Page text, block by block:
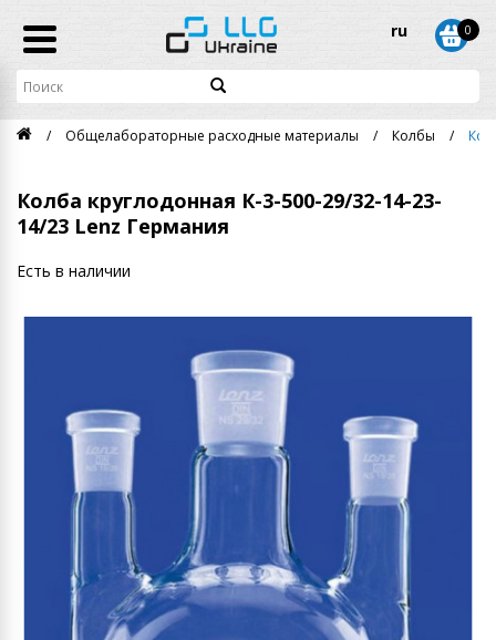
ru 0
Общелабораторные расходные материалы Колбы
Колба круглодонная К-3-500-29/32-14-23-
14/23 Lenz Германия
Есть в наличии